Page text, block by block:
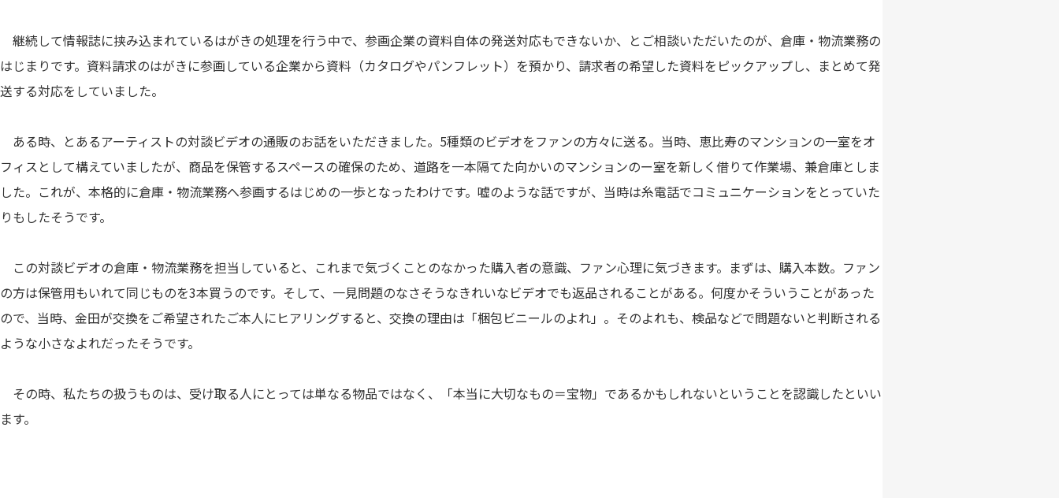
継続して情報誌に挟み込まれているはがきの処理を行う中で、参画企業の資料自体の発送対応もできないか、とご相談いただいたのが、倉庫・物流業務の
はじまりです。資料請求のはがきに参画している企業から資料（カタログやパンフレット）を預かり、請求者の希望した資料をピックアップし、まとめて発
送する対応をしていました。
ある時、とあるアーティストの対談ビデオの通販のお話をいただきました。5種類のビデオをファンの方々に送る。当時、恵比寿のマンションの一室をオ
フィスとして構えていましたが、商品を保管するスペースの確保のため、道路を一本隔てた向かいのマンションのー室を新しく借りて作業場、兼倉庫としま
した。これが、本格的に倉庫・物流業務へ参画するはじめの一歩となったわけです。嘘のような話ですが、当時は糸電話でコミュニケーションをとっていた
りもしたそうです。
この対談ビデオの倉庫・物流業務を担当していると、これまで気づくことのなかった購入者の意識、ファン心理に気づきます。まずは、購入本数。ファン
の方は保管用もいれて同じものを3本買うのです。そして、一見問題のなさそうなきれいなビデオでも返品されることがある。何度かそういうことがあった
ので、当時、金田が交換をご希望されたご本人にヒアリングすると、交換の理由は「梱包ビニールのよれ」。そのよれも、検品などで問題ないと判断される
ような小さなよれだったそうです。
その時、私たちの扱うものは、受け取る人にとっては単なる物品ではなく、「本当に大切なもの＝宝物」であるかもしれないということを認識したといい
ます。